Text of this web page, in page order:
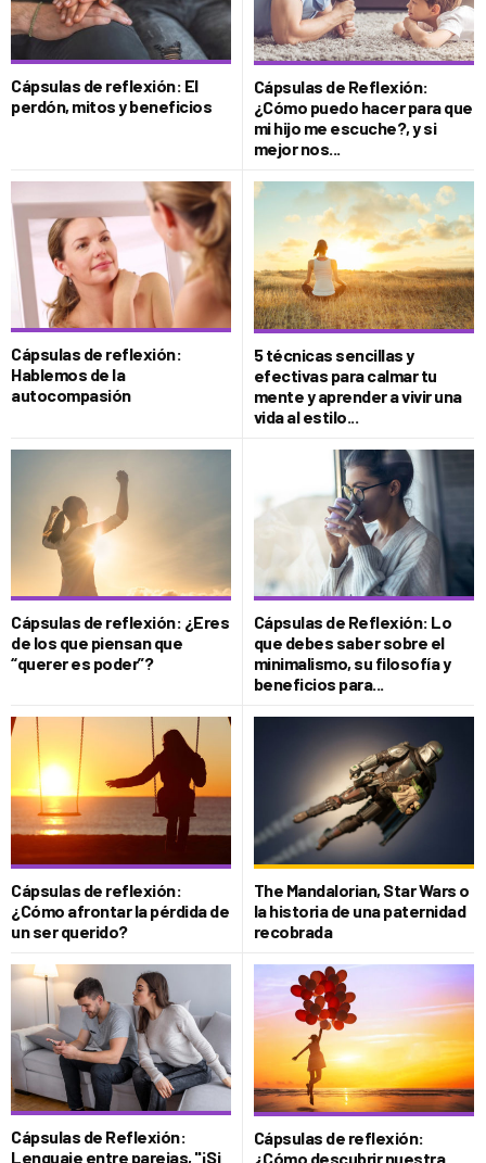
Cápsulas de reflexión: El
perdón, mitos y beneficios
Cápsulas de Reflexión:
¿Cómo puedo hacer para que
mi hijo me escuche?, y si
mejor nos...
Cápsulas de reflexión:
Hablemos de la
autocompasión
5 técnicas sencillas y
efectivas para calmar tu
mente y aprender a vivir una
vida al estilo...
Cápsulas de reflexión: ¿Eres
de los que piensan que
“querer es poder”?
Cápsulas de Reflexión: Lo
que debes saber sobre el
minimalismo, su filosofía y
beneficios para...
Cápsulas de reflexión:
¿Cómo afrontar la pérdida de
un ser querido?
The Mandalorian, Star Wars o
la historia de una paternidad
recobrada
Cápsulas de Reflexión:
Lenguaje entre parejas, "¡Si
Cápsulas de reflexión:
¿Cómo descubrir nuestra